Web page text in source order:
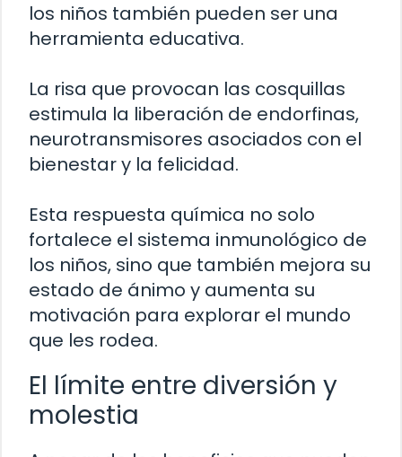
los niños también pueden ser una
herramienta educativa.
La risa que provocan las cosquillas
estimula la liberación de endorfinas,
neurotransmisores asociados con el
bienestar y la felicidad.
Esta respuesta química no solo
fortalece el sistema inmunológico de
los niños, sino que también mejora su
estado de ánimo y aumenta su
motivación para explorar el mundo
que les rodea.
El límite entre diversión y
molestia